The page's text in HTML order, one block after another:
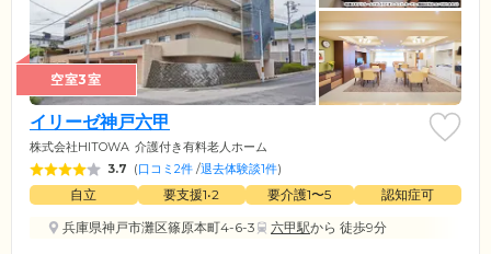
空室3室
イリーゼ神戸六甲
株式会社HITOWA 介護付き有料老人ホーム
3.7 (口コミ2件 /退去体験談1件)
自立 要支援1•2 要介護1〜5
認知症可
兵庫県神戸市灘区篠原本町4-6-3
六甲駅から 徒歩9分